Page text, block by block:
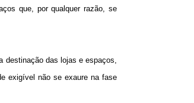
que, por qualquer razão, se
destinação das lojas e espaços,
exigível não se exaure na fase